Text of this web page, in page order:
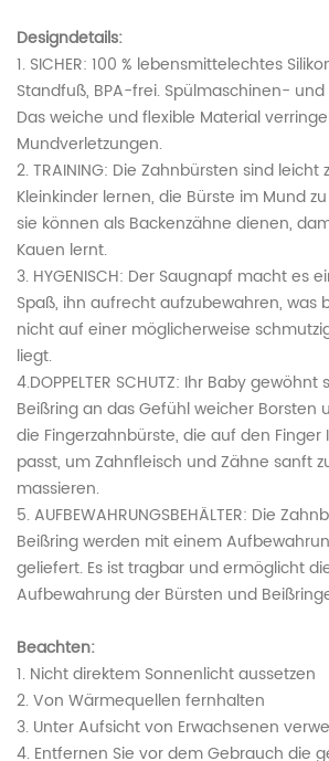
Designdetails:
1. SICHER: 100 % lebensmittelechtes
Standfuß, BPA-frei. Spülmaschinen-
Das weiche und flexible Material
Mundverletzungen.
2. TRAINING: Die Zahnbürsten sind
Kleinkinder lernen, die Bürste im Mund
sie können als Backenzähne dienen,
Kauen lernt.
3. HYGENISCH: Der Saugnapf macht es
Spaß, ihn aufrecht aufzubewahren, was
nicht auf einer möglicherweise
liegt.
4.DOPPELTER SCHUTZ: Ihr Baby
Beißring an das Gefühl weicher Borsten
die Fingerzahnbürste, die auf den Finger
passt, um Zahnfleisch und Zähne sanft
massieren.
5. AUFBEWAHRUNGSBEHÄLTER: Die
Beißring werden mit einem
geliefert. Es ist tragbar und ermöglicht
Aufbewahrung der Bürsten und
Beachten:
1. Nicht direktem Sonnenlicht aussetzen
2. Von Wärmequellen fernhalten
3. Unter Aufsicht von Erwachsenen
4. Entfernen Sie vor dem Gebrauch die